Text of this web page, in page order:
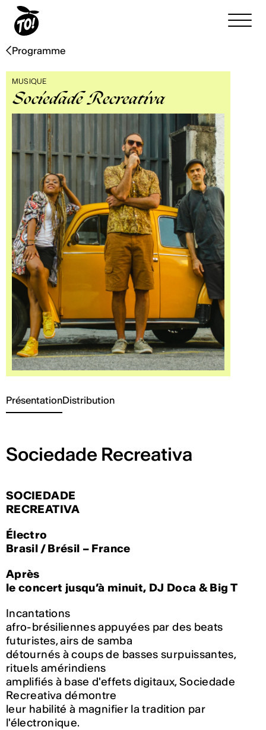
Programme
MUSIQUE
Sociedade Recreativa
PrésentationDistribution
Sociedade Recreativa
SOCIEDADE
RECREATIVA
Électro
Brasil / Brésil – France
Après
le concert jusqu’à minuit, DJ Doca & Big T
Incantations
afro-brésiliennes appuyées par des beats
futuristes, airs de samba
détournés à coups de basses surpuissantes,
rituels amérindiens
amplifiés à base d'effets digitaux, Sociedade
Recreativa démontre
leur habilité à magnifier la tradition par
l'électronique.